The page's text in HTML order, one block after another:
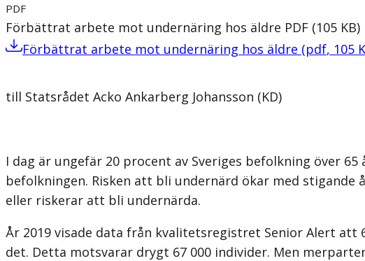
PDF
Förbättrat arbete mot undernäring hos äldre PDF (105 KB)
Förbättrat arbete mot undernäring hos äldre (pdf, 105
till Statsrådet Acko Ankarberg Johansson (KD)
I dag är ungefär 20 procent av Sveriges befolkning över
befolkningen. Risken att bli undernärd ökar med stigande
eller riskerar att bli undernärda.
År 2019 visade data från kvalitetsregistret Senior Alert
det. Detta motsvarar drygt 67 000 individer. Men